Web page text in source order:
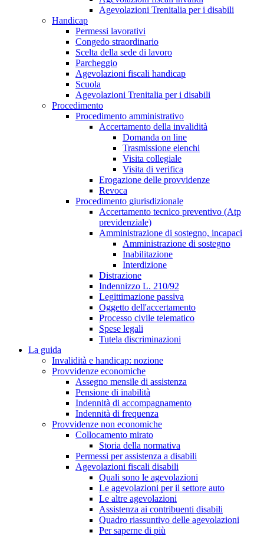
Agevolazioni Trenitalia per i disabili
Handicap
Permessi lavorativi
Congedo straordinario
Scelta della sede di lavoro
Parcheggio
Agevolazioni fiscali handicap
Scuola
Agevolazioni Trenitalia per i disabili
Procedimento
Procedimento amministrativo
Accertamento della invalidità
Domanda on line
Trasmissione elenchi
Visita collegiale
Visita di verifica
Erogazione delle provvidenze
Revoca
Procedimento giurisdizionale
Accertamento tecnico preventivo (Atp
previdenziale)
Amministrazione di sostegno, incapaci
Amministrazione di sostegno
Inabilitazione
Interdizione
Distrazione
Indennizzo L. 210/92
Legittimazione passiva
Oggetto dell'accertamento
Processo civile telematico
Spese legali
Tutela discriminazioni
La guida
Invalidità e handicap: nozione
Provvidenze economiche
Assegno mensile di assistenza
Pensione di inabilità
Indennità di accompagnamento
Indennità di frequenza
Provvidenze non economiche
Collocamento mirato
Storia della normativa
Permessi per assistenza a disabili
Agevolazioni fiscali disabili
Quali sono le agevolazioni
Le agevolazioni per il settore auto
Le altre agevolazioni
Assistenza ai contribuenti disabili
Quadro riassuntivo delle agevolazioni
Per saperne di più